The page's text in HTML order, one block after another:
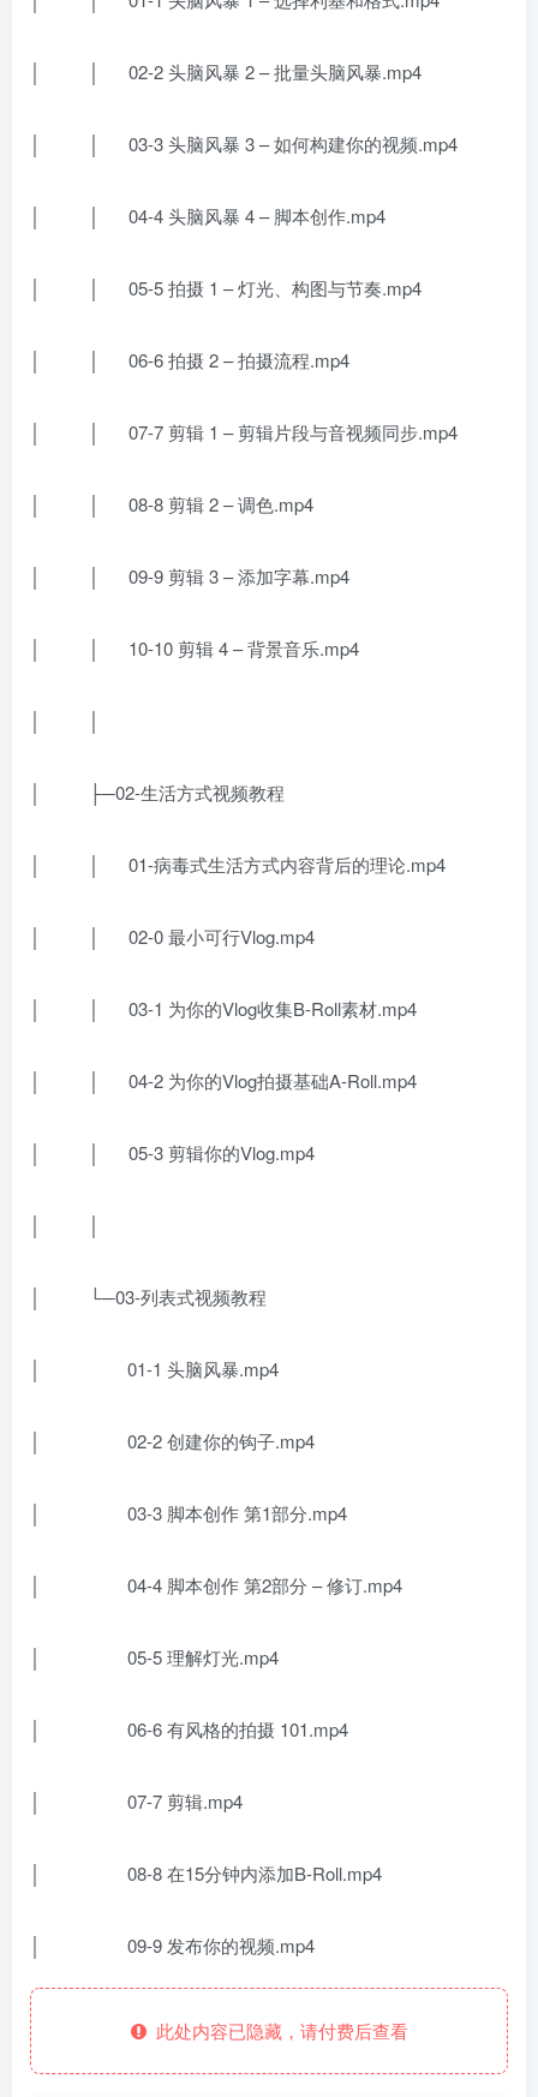
│ │ 02-2 头脑风暴 2 – 批量头脑风暴.mp4
│ │ 03-3 头脑风暴 3 – 如何构建你的视频.mp4
│ │ 04-4 头脑风暴 4 – 脚本创作.mp4
│ │ 05-5 拍摄 1 – 灯光、构图与节奏.mp4
│ │ 06-6 拍摄 2 – 拍摄流程.mp4
│ │ 07-7 剪辑 1 – 剪辑片段与音视频同步.mp4
│ │ 08-8 剪辑 2 – 调色.mp4
│ │ 09-9 剪辑 3 – 添加字幕.mp4
│ │ 10-10 剪辑 4 – 背景音乐.mp4
│ ├─02-生活方式视频教程
│ │ 01-病毒式生活方式内容背后的理论.mp4
│ │ 02-0 最小可行Vlog.mp4
│ │ 03-1 为你的Vlog收集B-Roll素材.mp4
│ │ 04-2 为你的Vlog拍摄基础A-Roll.mp4
│ │ 05-3 剪辑你的Vlog.mp4
│ └─03-列表式视频教程
│ 01-1 头脑风暴.mp4
│ 02-2 创建你的钩子.mp4
│ 03-3 脚本创作 第1部分.mp4
│ 04-4 脚本创作 第2部分 – 修订.mp4
│ 05-5 理解灯光.mp4
│ 06-6 有风格的拍摄 101.mp4
│ 07-7 剪辑.mp4
│ 08-8 在15分钟内添加B-Roll.mp4
│ 09-9 发布你的视频.mp4
此处内容已隐藏，请付费后查看